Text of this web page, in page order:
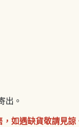
出。
如遇缺貨敬請見諒